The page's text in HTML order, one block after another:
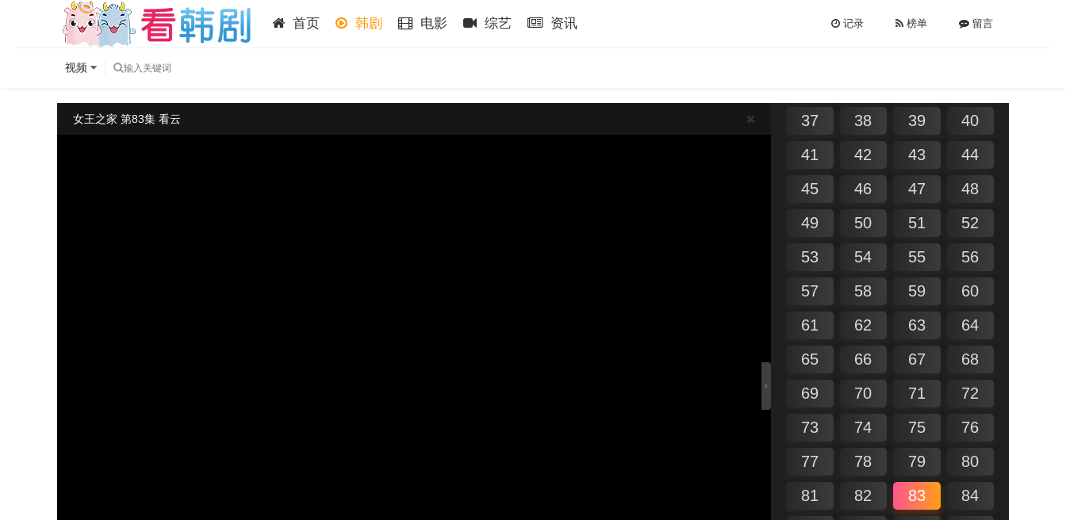
首页 韩剧 电影 综艺 资讯 记录 榜单 留言
视频
女王之家 第83集 看云
26 27
28
37
38 39
40
41
42 43
44
45
46 47
48
49
50 51
52
53
54 55
56
57
58 59
60
61
62 63
64
65
66 67
68
69
70 71
72
73
74 75
76
77
78 79
80
81
82 83
84